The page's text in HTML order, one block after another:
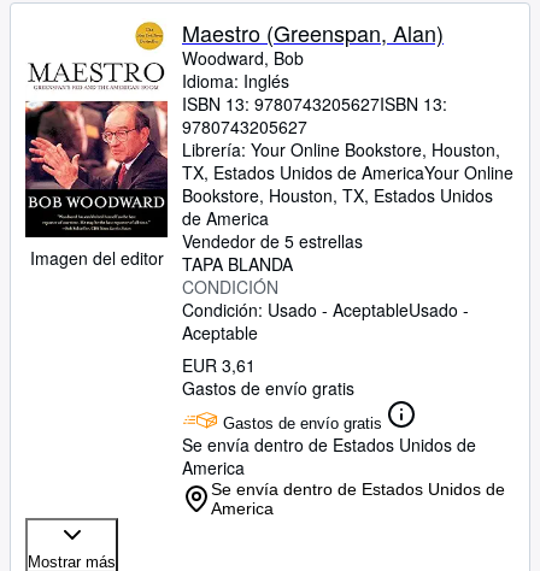
Imagen del editor
Maestro (Greenspan, Alan)
Woodward, Bob
Idioma: Inglés
ISBN 13: 9780743205627ISBN 13:
9780743205627
Librería: Your Online Bookstore, Houston,
TX, Estados Unidos de AmericaYour Online
Bookstore, Houston, TX, Estados Unidos
de America
Vendedor de 5 estrellas
TAPA BLANDA
CONDICIÓN
Condición: Usado - AceptableUsado -
Aceptable
EUR 3,61
Gastos de envío gratis
Gastos de envío gratis
Se envía dentro de Estados Unidos de
America
Se envía dentro de Estados Unidos de
America
Mostrar más